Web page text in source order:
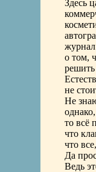
Здесь
журнал
о том,
решить
не
Не
то всё
что
что
Да
Ведь